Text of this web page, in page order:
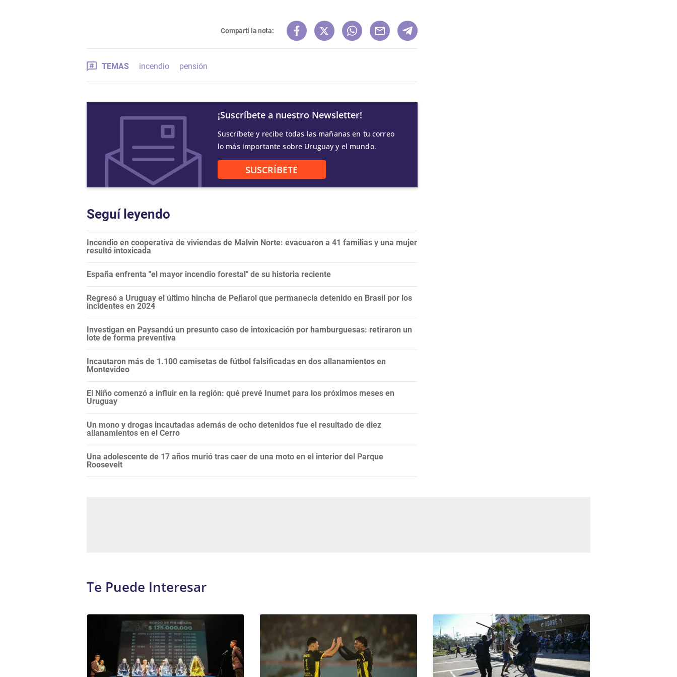
Compartí la nota:
TEMAS incendio pensión
¡Suscríbete a nuestro Newsletter!
Suscríbete y recibe todas las mañanas en tu correo
lo más importante sobre Uruguay y el mundo.
SUSCRÍBETE
Seguí leyendo
Incendio en cooperativa de viviendas de Malvín Norte: evacuaron a 41 familias y una mujer
resultó intoxicada
España enfrenta "el mayor incendio forestal" de su historia reciente
Regresó a Uruguay el último hincha de Peñarol que permanecía detenido en Brasil por los
incidentes en 2024
Investigan en Paysandú un presunto caso de intoxicación por hamburguesas: retiraron un
lote de forma preventiva
Incautaron más de 1.100 camisetas de fútbol falsificadas en dos allanamientos en
Montevideo
El Niño comenzó a influir en la región: qué prevé Inumet para los próximos meses en
Uruguay
Un mono y drogas incautadas además de ocho detenidos fue el resultado de diez
allanamientos en el Cerro
Una adolescente de 17 años murió tras caer de una moto en el interior del Parque
Roosevelt
Te Puede Interesar